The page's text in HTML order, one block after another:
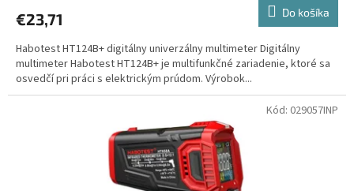
€23,71 Do košíka
Habotest HT124B+ digitálny univerzálny multimeter Digitálny
multimeter Habotest HT124B+ je multifunkčné zariadenie, ktoré sa
osvedčí pri práci s elektrickým prúdom. Výrobok...
Kód: 029057INP